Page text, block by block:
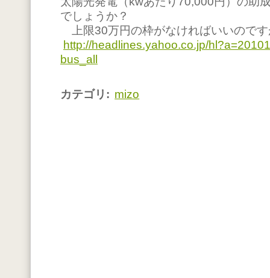
でしょうか？
上限30万円の枠がなければいいので
http://headlines.yahoo.co.jp/
bus_all
カテゴリ : mizo